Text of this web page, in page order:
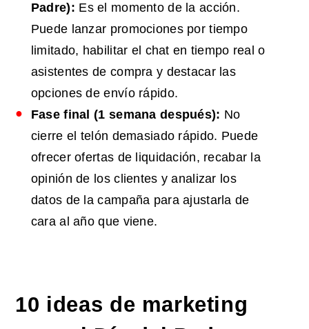
Padre): Es el momento de la acción.
Puede lanzar promociones por tiempo
limitado, habilitar el chat en tiempo real o
asistentes de compra y destacar las
opciones de envío rápido.
Fase final (1 semana después): No
cierre el telón demasiado rápido. Puede
ofrecer ofertas de liquidación, recabar la
opinión de los clientes y analizar los
datos de la campaña para ajustarla de
cara al año que viene.
10 ideas de marketing